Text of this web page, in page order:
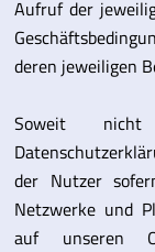
Aufruf der
deren jeweiligen
Soweit
der Nutzer
Netzwerke und
auf unseren